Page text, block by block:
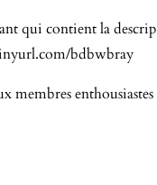
qui contient la
bdbwbray
membres